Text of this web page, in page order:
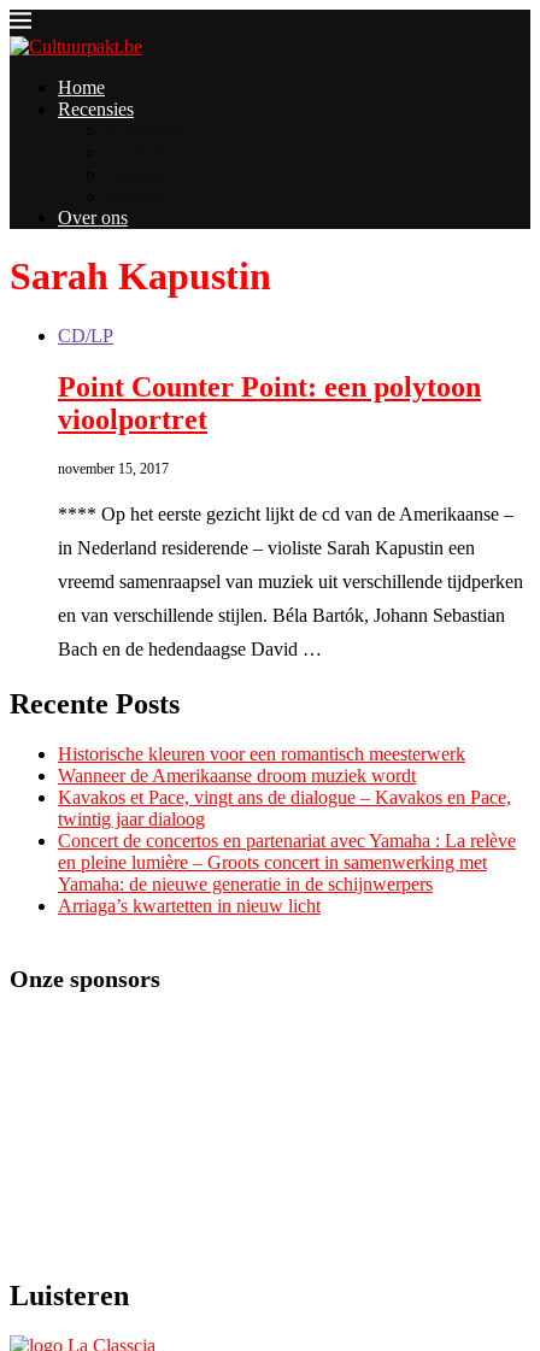
Home
Recensies
Over ons
Sarah Kapustin
CD/LP
Point Counter Point: een polytoon
vioolportret
november 15, 2017
**** Op het eerste gezicht lijkt de cd van de Amerikaanse –
in Nederland residerende – violiste Sarah Kapustin een
vreemd samenraapsel van muziek uit verschillende tijdperken
en van verschillende stijlen. Béla Bartók, Johann Sebastian
Bach en de hedendaagse David …
Recente Posts
Historische kleuren voor een romantisch meesterwerk
Wanneer de Amerikaanse droom muziek wordt
Kavakos et Pace, vingt ans de dialogue – Kavakos en Pace,
twintig jaar dialoog
Concert de concertos en partenariat avec Yamaha : La relève
en pleine lumière – Groots concert in samenwerking met
Yamaha: de nieuwe generatie in de schijnwerpers
Arriaga’s kwartetten in nieuw licht
Onze sponsors
Luisteren